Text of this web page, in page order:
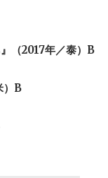
（2017年／泰）B
）B